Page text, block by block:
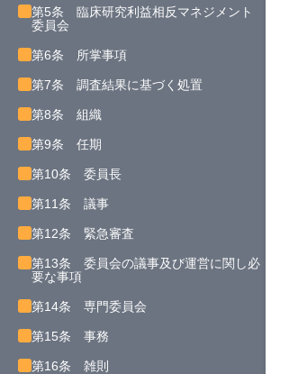
第5条 臨床研究利益相反マネジメント
委員会
第6条 所掌事項
第7条 調査結果に基づく処置
第8条 組織
第9条 任期
第10条 委員長
第11条 議事
第12条 緊急審査
第13条 委員会の議事及び運営に関し必
要な事項
第14条 専門委員会
第15条 事務
第16条 雑則